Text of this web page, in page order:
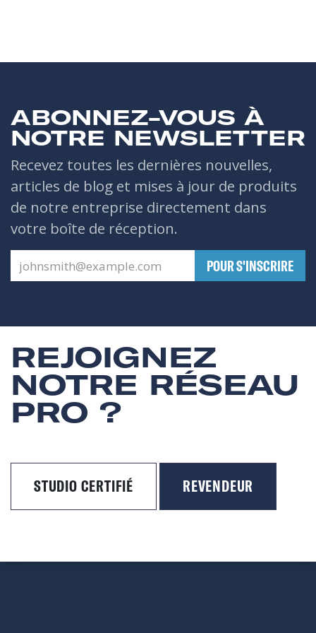
ABONNEZ-VOUS À
NOTRE NEWSLETTER
Recevez toutes les dernières nouvelles,
articles de blog et mises à jour de produits
de notre entreprise directement dans
votre boîte de réception.
​POUR S'INSCRIRE
REJOIGNEZ
NOTRE RÉSEAU
PRO ?
STUDIO CERTIFIÉ REVENDEUR